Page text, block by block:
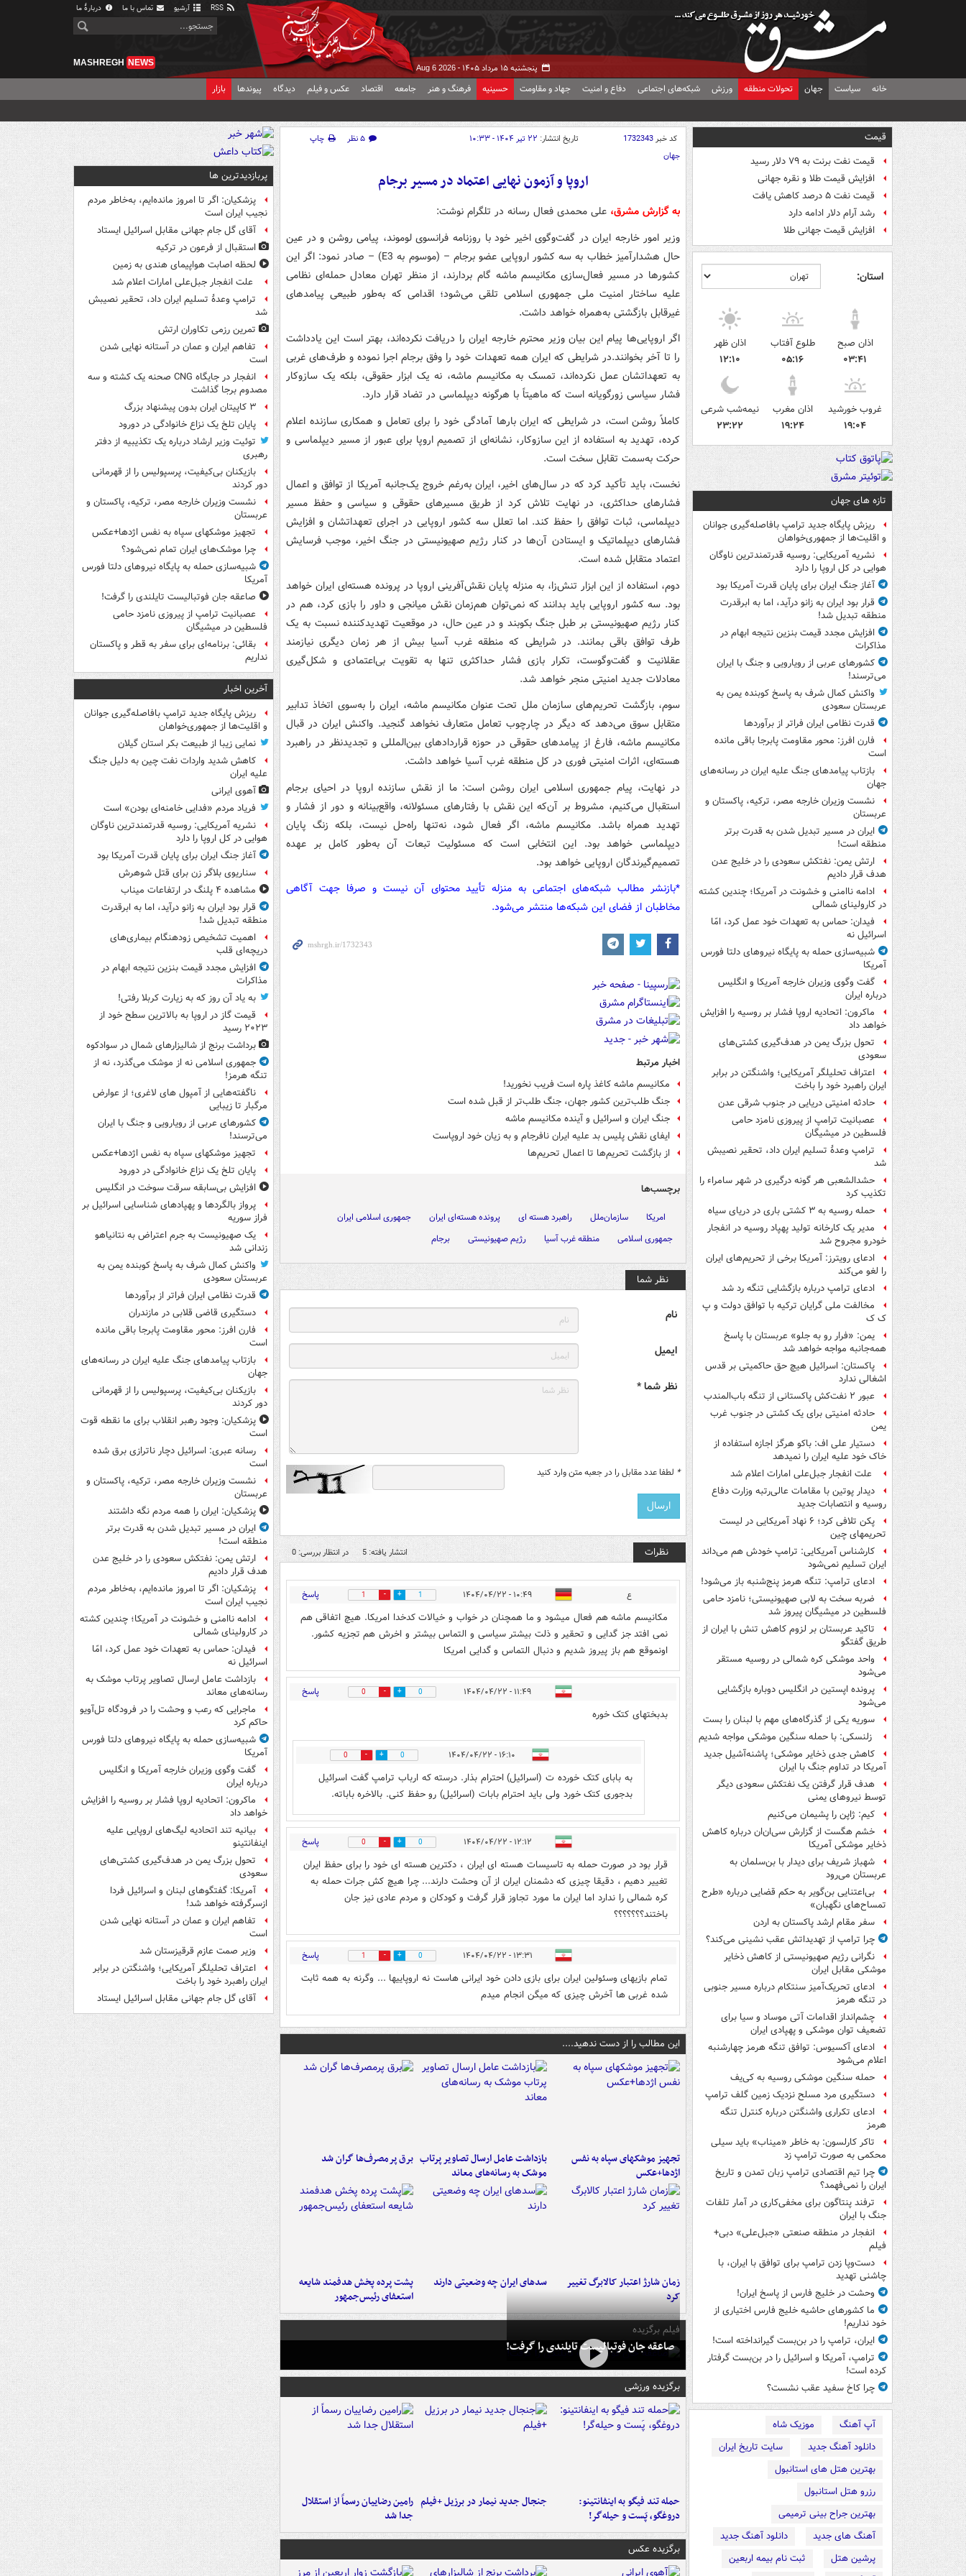
آرشیو تماس با ما دربارهٔ ما
پنجشنبه ۱۵ مرداد ۱۴۰۵ - Aug 6 2026
MASHREGH NEWS
خانه سیاست جهان تحولات منطقه ورزش شبکه‌های اجتماعی دفاع و امنیت جهاد و مقاومت حسینیه فرهنگ و هنر جامعه اقتصاد عکس و فیلم دیدگاه پیوندها بازار
قیمت
قیمت نفت برنت به ۷۹ دلار رسید
افزایش قیمت طلا و نقره جهانی
قیمت نفت ۵ درصد کاهش یافت
رشد آرام دلار ادامه دارد
افزایش قیمت جهانی طلا
استان:
اذان صبح
۰۳:۴۱
طلوع آفتاب
۰۵:۱۶
اذان ظهر
۱۲:۱۰
غروب خورشید
۱۹:۰۴
اذان مغرب
۱۹:۲۴
نیمه‌شب شرعی
۲۳:۲۲
تازه های جهان
ریزش پایگاه جدید ترامپ بافاصله‌گیری جوانان
و اقلیت‌ها از جمهوری‌خواهان
نشریه آمریکایی: روسیه قدرتمندترین ناوگان
هوایی در کل اروپا را دارد
آغاز جنگ ایران برای پایان قدرت آمریکا بود
قرار بود ایران به زانو درآید، اما به ابرقدرت
منطقه تبدیل شد!
افزایش مجدد قیمت بنزین نتیجه ابهام در
مذاکرات
کشورهای عربی از رویارویی و جنگ با ایران
می‌ترسند!
واکنش کمال شرف به پاسخ کوبنده یمن به
عربستان سعودی
قدرت نظامی ایران فراتر از برآوردها
فارن افرز: محور مقاومت پابرجا باقی مانده
است
بازتاب پیامدهای جنگ علیه ایران در رسانه‌های
جهان
نشست وزیران خارجه مصر، ترکیه، پاکستان و
عربستان
ایران در مسیر تبدیل شدن به قدرت برتر
منطقه است!
ارتش یمن: نفتکش سعودی را در خلیج عدن
هدف قرار دادیم
ادامه ناامنی و خشونت در آمریکا؛ چندین کشته
در کارولینای شمالی
فیدان: حماس به تعهدات خود عمل کرد، امّا
اسرائیل نه
شبیه‌سازی حمله به پایگاه نیروهای دلتا فورس
آمریکا
گفت وگوی وزیران خارجه آمریکا و انگلیس
درباره ایران
ماکرون: اتحادیه اروپا فشار بر روسیه را افزایش
خواهد داد
تحول بزرگ یمن در هدف‌گیری کشتی‌های
سعودی
اعتراف تحلیلگر آمریکایی؛ واشنگتن در برابر
ایران راهبرد خود را باخت
حادثه امنیتی دریایی در جنوب شرقی عدن
عصبانیت ترامپ از پیروزی نامزد حامی
فلسطین در میشیگان
ترامپ وعدۀ تسلیم ایران داد، تحقیر نصیبش
شد
حشدالشعبی هر گونه درگیری در شهر سامراء را
تکذیب کرد
حمله روسیه به ۳ کشتی باری در دریای سیاه
مدیر یک کارخانه تولید پهپاد روسیه در انفجار
خودرو مجروح شد
ادعای رویترز: آمریکا برخی از تحریم‌های ایران
را لغو می‌کند
ادعای ترامپ درباره بازگشایی تنگه رد شد
مخالفت ملی گرایان ترکیه با توافق دولت و پ
ک ک
یمن: «فرار رو به جلو» عربستان با پاسخ
همه‌جانبه‌ مواجه خواهد شد
پاکستان: اسرائیل هیچ حق حاکمیتی بر قدس
اشغالی ندارد
عبور ۲ نفت‌کش پاکستانی از تنگه باب‌المندب
حادثه امنیتی برای یک کشتی در جنوب غرب
یمن
دستیار علی اف: باکو هرگز اجازه استفاده از
خاک خود علیه ایران را نمیدهد
علت انفجار جبل‌علی امارات اعلام شد
دیدار پوتین با مقامات عالی‌رتبه وزارت دفاع
روسیه و انتصابات جدید
پکن تلافی کرد؛ ۶ نهاد آمریکایی در لیست
تحریمهای چین
کارشناس آمریکایی: ترامپ خودش هم می‌داند
ایران تسلیم نمی‌شود
ادعای ترامپ: تنگه هرمز پنج‌شنبه باز می‌شود!
ضربه سخت به لابی صهیونیستی؛ نامزد حامی
فلسطین در میشیگان پیروز شد
تاکید عربستان بر لزوم کاهش تنش با ایران از
طریق گفتگو
واحد موشکی کره شمالی در روسیه مستقر
می‌شود
پرونده اپستین در انگلیس دوباره بازگشایی
می‌شود
سوریه یکی از گذرگاه‌های مهم با لبنان را بست
زلنسکی: با حمله سنگین موشکی مواجه شدیم
کاهش جدی ذخایر موشکی؛ پاشنه‌آشیل جدید
آمریکا در تداوم جنگ با ایران
هدف قرار گرفتن یک نفتکش سعودی دیگر
توسط نیروهای یمنی
کیم: ژاپن را پشیمان می‌کنیم
خشم هگست از گزارش سی‌ان‌ان درباره کاهش
ذخایر موشکی آمریکا
شهباز شریف برای دیدار با بن‌سلمان به
عربستان می‌رود
بی‌اعتنایی بن‌گویر به حکم قضایی درباره «طرح
تمساح‌های نگهبان»
سفر مقام ارشد پاکستان به اردن
چرا ترامپ از تهدیداتش عقب نشینی می‌کند؟
نگرانی رژیم صهیونیستی از کاهش ذخایر
موشکی مقابل ایران
ادعای تحریک‌آمیز سنتکام درباره مسیر جنوبی
در تنگه هرمز
چشم‌انداز اقدامات آتی موساد و سیا برای
تضعیف توان موشکی و پهپادی ایران
ادعای آکسیوس: توافق تنگه هرمز چهارشنبه
اعلام می‌شود
حمله سنگین موشکی روسیه به کی‌یف
دستگیری مرد مسلح نزدیک زمین گلف ترامپ
ادعای تکراری واشنگتن درباره کنترل تنگه
هرمز
تاکر کارلسون: به خاطر «میناب» باید سیلی
محکمی به صورت ترامپ زد
چرا تیم اقتصادی ترامپ زبان تمدن و تاریخ
ایران را نمی‌فهمد؟
ترفند پنتاگون برای مخفی‌کاری در آمار تلفات
جنگ با ایران
انفجار در منطقه صنعتی «جبل‌علی» دبی+
فیلم
دست‌وپا زدن ترامپ برای توافق با ایران، با
چاشنی تهدید
وحشت در خلیج فارس از پاسخ ایران!
ما کشورهای حاشیه خلیج فارس اختیاری از
خود نداریم!
ایران، ترامپ را در بن‌بست گیرانداخته است!
ترامپ، آمریکا و اسرائیل را در بن‌بست گرفتار
کرده است!
چرا کاخ سفید عقب نشست؟
آپ آهنگ
موزیک شاه
دانلود آهنگ جدید
سایت تاریخ ایران
بهترین هتل های استانبول
رزرو هتل استانبول
بهترین جراح بینی ترمیمی
آهنگ های جدید
دانلود آهنگ جدید
پرشین هتل
ثبت نام بیمه اربعین
کد خبر1732343 تاریخ انتشار: ۲۲ تیر ۱۴۰۴ - ۱۰:۳۳ ۵ نظر
چاپ
جهان
اروپا و آزمون نهایی اعتماد در مسیر برجام
به گزارش مشرق، علی محمدی فعال رسانه در تلگرام نوشت:
وزیر امور خارجه ایران در گفت‌وگوی اخیر خود با روزنامه فرانسوی لوموند، پیامی روشن و در عین
حال هشدارآمیز خطاب به سه کشور اروپایی عضو برجام – (موسوم به E3) – صادر نمود: اگر این
کشورها در مسیر فعال‌سازی مکانیسم ماشه گام بردارند، از منظر تهران معادل حمله‌ای نظامی
علیه ساختار امنیت ملی جمهوری اسلامی تلقی می‌شود؛ اقدامی که به‌طور طبیعی پیامدهای
غیرقابل بازگشتی به‌همراه خواهد داشت.
اگر اروپایی‌ها پیام این بیان وزیر محترم خارجه ایران را دریافت نکرده‌اند، بهتر است این یادداشت
را تا آخر بخوانند.در شرایطی که ایران همه تعهدات خود را وفق برجام اجرا نموده و طرف‌های غربی
به تعهداتشان عمل نکرده‌اند، تمسک به مکانیسم ماشه، نه یک ابزار حقوقی، بلکه یک سازوکار
فشار سیاسی زورگویانه است که ماهیتاً با هرگونه دیپلماسی در تضاد قرار دارد.
کاملاً روشن است، در شرایطی که ایران بارها آمادگی خود را برای تعامل و همکاری سازنده اعلام
کرده، تهدید به استفاده از این سازوکار، نشانه‌ای از تصمیم اروپا برای عبور از مسیر دیپلماسی و
حرکت به‌سمت تقابل سخت است.
نخست، باید تأکید کرد که در سال‌های اخیر، ایران به‌رغم خروج یک‌جانبه آمریکا از توافق و اعمال
فشارهای حداکثری، در نهایت تلاش کرد از طریق مسیرهای حقوقی و سیاسی و حفظ مسیر
دیپلماسی، ثبات توافق را حفظ کند. اما تعلل سه کشور اروپایی در اجرای تعهداتشان و افزایش
فشارهای دیپلماتیک و ایستادن آن‌ها در کنار رژیم صهیونیستی در جنگ اخیر، موجب فرسایش
اعتماد متقابل شده است.
دوم، استفاده از این ابزار تنش‌زا، به منزله پایان نقش‌آفرینی اروپا در پرونده هسته‌ای ایران خواهد
بود. سه کشور اروپایی باید بدانند که نمی‌توان هم‌زمان نقش میانجی و داور را بازی کرد، هم در
کنار رژیم صهیونیستی بر طبل جنگ بکوبند و در عین حال، در موقعیت تهدیدکننده نسبت به یک
طرف توافق باقی بمانند. در شرایطی که منطقه غرب آسیا بیش از هر زمان دیگری نیازمند
عقلانیت و گفت‌وگوست، تکرار بازی فشار حداکثری تنها به تقویت بی‌اعتمادی و شکل‌گیری
معادلات جدید امنیتی منجر خواهد شد.
سوم، بازگشت تحریم‌های سازمان ملل تحت عنوان مکانیسم ماشه، ایران را به‌سوی اتخاذ تدابیر
متقابل سوق می‌دهد که دیگر در چارچوب تعامل متعارف نخواهد گنجید. واکنش ایران در قبال
مکانیسم ماشه، فارغ از پیامدهای حقوقی در حوزه قراردادهای بین‌المللی و تجدیدنظر در راهبرد
هسته‌ای، اثرات امنیتی فوری در کل منطقه غرب آسیا خواهد داشت.
در نهایت، پیام جمهوری اسلامی ایران روشن است: ما از نقش سازنده اروپا در احیای برجام
استقبال می‌کنیم، مشروط بر آن‌که این نقش با رفتارهای مسئولانه، واقع‌بینانه و دور از فشار و
تهدید همراه باشد. مکانیسم ماشه، اگر فعال شود، نه‌تنها راه‌حل نیست، بلکه زنگ پایان
دیپلماسی خواهد بود. این انتخابی است که مسئولیت تبعات آن به‌طور کامل بر عهده
تصمیم‌گیرندگان اروپایی خواهد بود.
*بازنشر مطالب شبکه‌های اجتماعی به منزله تأیید محتوای آن نیست و صرفا جهت آگاهی
مخاطبان از فضای این شبکه‌ها منتشر می‌شود.
اخبار مرتبط
مکانیسم ماشه کاغذ پاره است فریب نخورید!
جنگ طلب‌ترین کشور جهان، جنگ طلب‌تر از قبل شده است
جنگ ایران و اسرائیل و آینده مکانیسم ماشه
ایفای نقش پلیس بد علیه ایران نافرجام و به زیان خود اروپاست
از بازگشت تحریم‌ها تا اعمال تحریم‌ها
برچسب‌ها
امریکا سازمان‌ملل راهبرد هسته ای پرونده هسته‌ای ایران
جمهوری اسلامی ایران
جمهوری اسلامی
منطقه غرب آسیا رژیم صهیونیستی برجام
نظر شما
نام
ایمیل
نظر شما *
* لطفا عدد مقابل را در جعبه متن وارد کنید
نظرات انتشار یافته: 5 در انتظار بررسی: 0
ع ۱۰:۴۹ - ۱۴۰۴/۰۴/۲۲ 1
1 پاسخ
مکانیسم ماشه هم فعال میشود و ما همچنان در خواب و خیالات کدخدا امریکا. هیچ اتفاقی هم
نمی افتد جز گدایی و تحقیر و ذلت بیشتر سیاسی و التماس بیشتر و اخرش هم تجزیه کشور.
اونموقع هم باز پیروز شدیم و دنبال التماس و گدایی امریکا
۱۱:۴۹ - ۱۴۰۴/۰۴/۲۲ 0
0 پاسخ
بدبختهای کتک خوره
۱۶:۱۰ - ۱۴۰۴/۰۴/۲۲ 0
0
به بابای کتک خورده ت (اسرائیل) احترام بذار. درسته که ارباب ترامپ گفت اسرائیل
بدجوری کتک خورد ولی باید احترام بابات (اسرائیل) رو حفظ کنی. بالاخره باباته.
۱۲:۱۲ - ۱۴۰۴/۰۴/۲۲ 0
0 پاسخ
قرار بود در صورت حمله به تاسیسات هسته ای ایران ، دکترین هسته ای خود را برای حفظ ایران
تغییر دهیم ، دقیقا چیزی که دشمنان ایران از آن وحشت دارند... چرا هیچ کش جرات حمله به
کره شمالی را ندارد اما ایران ما مورد تجاوز قرار گرفت و کودکان و مردم عادی نیز جان
باختند؟؟؟؟؟؟؟
۱۳:۳۱ - ۱۴۰۴/۰۴/۲۲ 0
1 پاسخ
تمام بازیهای وسئولین ایران برای بازی دادن خود ایرانی هاست نه اروپاییها ... وگرنه به همه ثابت
شده غربی ها آخرش چیزی که میگن انجام میدم
این مطالب را از دست ندهید....
تجهیز موشکهای سپاه به نفس
اژدها+عکس
بازداشت عامل ارسال تصاویر پرتاب
موشک به رسانه‌های معاند
برق پرمصرف‌ها گران شد
زمان شارژ اعتبار کالابرگ تغییر
کرد
سدهای ایران چه وضعیتی دارند
پشت پرده پخش هدفمند شایعه
استعفای رئیس‌جمهور
فیلم برگزیده
صاعقه جان فوتبالیست تایلندی را گرفت!
برگزیده ورزشی
حمله تند فیگو به اینفانتینو:
دروغگو، پَست‌ و حیله‌گر!
جنجال جدید نیمار در برزیل +فیلم رامین رضاییان رسماً از استقلال
جدا شد
برگزیده عکس
پربازدیدترین ها
پزشکیان: اگر تا امروز مانده‌ایم، به‌خاطر مردم
نجیب ایران است
آقای گل جام جهانی مقابل اسرائیل ایستاد
استقبال از فرعون در ترکیه
لحظه اصابت هواپیمای هندی به زمین
علت انفجار جبل‌علی امارات اعلام شد
ترامپ وعدۀ تسلیم ایران داد، تحقیر نصیبش
شد
تمرین رزمی تکاوران ارتش
تفاهم ایران و عمان در آستانه نهایی شدن
است
انفجار در جایگاه CNG صحنه یک کشته و سه
مصدوم برجا گذاشت
۳ کاپیتان ایران بدون پیشنهاد بزرگ
پایان تلخ یک نزاع خانوادگی در دورود
توئیت وزیر ارشاد درباره یک تکذیبیه از دفتر
رهبری
بازیکنان بی‌کیفیت، پرسپولیس را از قهرمانی
دور کردند
نشست وزیران خارجه مصر، ترکیه، پاکستان و
عربستان
تجهیز موشکهای سپاه به نفس اژدها+عکس
چرا موشک‌های ایران تمام نمی‌شود؟
شبیه‌سازی حمله به پایگاه نیروهای دلتا فورس
آمریکا
صاعقه جان فوتبالیست تایلندی را گرفت!
عصبانیت ترامپ از پیروزی نامزد حامی
فلسطین در میشیگان
بقائی: برنامه‌ای برای سفر به قطر و پاکستان
نداریم
آخرین اخبار
ریزش پایگاه جدید ترامپ بافاصله‌گیری جوانان
و اقلیت‌ها از جمهوری‌خواهان
نمایی زیبا از طبیعت بکر استان گیلان
کاهش شدید واردات نفت چین به دلیل جنگ
علیه ایران
آهوی ایرانی
فریاد مردم «فدایی خامنه‌ای بودن» است
نشریه آمریکایی: روسیه قدرتمندترین ناوگان
هوایی در کل اروپا را دارد
آغاز جنگ ایران برای پایان قدرت آمریکا بود
سناریوی بلاگر زن برای قتل شوهرش
مشاهده ۴ پلنگ در ارتفاعات میناب
قرار بود ایران به زانو درآید، اما به ابرقدرت
منطقه تبدیل شد!
اهمیت تشخیص زودهنگام بیماری‌های
دریچه‌ای قلب
افزایش مجدد قیمت بنزین نتیجه ابهام در
مذاکرات
به یاد آن روز که به زیارت کربلا رفتی!
قیمت گاز در اروپا به بالاترین سطح خود از
۲۰۲۳ رسید
برداشت برنج از شالیزارهای شمال در سوادکوه
جمهوری اسلامی نه از موشک می‌گذرد، نه از
تنگه هرمز!
ناگفته‌هایی از آمپول های لاغری؛ از عوارض
مرگبار تا زیبایی
کشورهای عربی از رویارویی و جنگ با ایران
می‌ترسند!
تجهیز موشکهای سپاه به نفس اژدها+عکس
پایان تلخ یک نزاع خانوادگی در دورود
افزایش بی‌سابقه سرقت سوخت در انگلیس
پرواز بالگردها و پهپادهای شناسایی اسرائیل بر
فراز سوریه
یک صهیونیست به جرم اعتراض به نتانیاهو
زندانی شد
واکنش کمال شرف به پاسخ کوبنده یمن به
عربستان سعودی
قدرت نظامی ایران فراتر از برآوردها
دستگیری قاضی قلابی در مازندران
فارن افرز: محور مقاومت پابرجا باقی مانده
است
بازتاب پیامدهای جنگ علیه ایران در رسانه‌های
جهان
بازیکنان بی‌کیفیت، پرسپولیس را از قهرمانی
دور کردند
پزشکیان: وجود رهبر انقلاب برای ما نقطه قوت
است
رسانه عبری: اسرائیل دچار ناترازی برق شده
است
نشست وزیران خارجه مصر، ترکیه، پاکستان و
عربستان
پزشکیان: ایران را همه مردم نگه داشتند
ایران در مسیر تبدیل شدن به قدرت برتر
منطقه است!
ارتش یمن: نفتکش سعودی را در خلیج عدن
هدف قرار دادیم
پزشکیان: اگر تا امروز مانده‌ایم، به‌خاطر مردم
نجیب ایران است
ادامه ناامنی و خشونت در آمریکا؛ چندین کشته
در کارولینای شمالی
فیدان: حماس به تعهدات خود عمل کرد، امّا
اسرائیل نه
بازداشت عامل ارسال تصاویر پرتاب موشک به
رسانه‌های معاند
ماجرایی که رعب و وحشت را در فرودگاه تل‌آویو
حاکم کرد
شبیه‌سازی حمله به پایگاه نیروهای دلتا فورس
آمریکا
گفت وگوی وزیران خارجه آمریکا و انگلیس
درباره ایران
ماکرون: اتحادیه اروپا فشار بر روسیه را افزایش
خواهد داد
بیانیه تند اتحادیه لیگ‌های اروپایی علیه
اینفانتینو
تحول بزرگ یمن در هدف‌گیری کشتی‌های
سعودی
آمریکا: گفتگوهای لبنان و اسرائیل فردا
ازسرگرفته خواهد شد!
تفاهم ایران و عمان در آستانه نهایی شدن
است
وزیر صمت عازم قرقیزستان شد
اعتراف تحلیلگر آمریکایی؛ واشنگتن در برابر
ایران راهبرد خود را باخت
آقای گل جام جهانی مقابل اسرائیل ایستاد